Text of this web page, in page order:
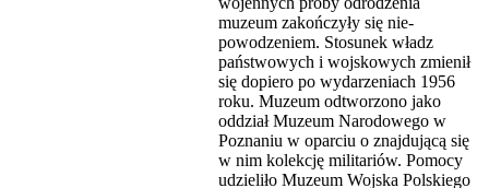
muzeum zakończyły się nie-
powodzeniem. Stosunek władz
państwowych i wojskowych zmienił
się dopiero po wydarzeniach 1956
roku. Muzeum odtworzono jako
oddział Muzeum Narodowego w
Poznaniu w oparciu o znajdującą się
w nim kolekcję militariów. Pomocy
udzieliło Muzeum Wojska Polskiego